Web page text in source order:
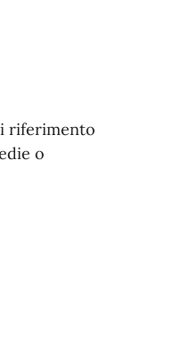
riferimento
o